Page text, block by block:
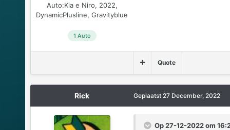
Auto:Kia e Niro, 2022,
DynamicPlusline, Gravityblue
1 Auto
Quote
Rick Geplaatst 27 December, 2022
Op 27-12-2022 om